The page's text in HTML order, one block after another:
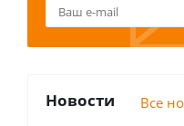
Новости Все